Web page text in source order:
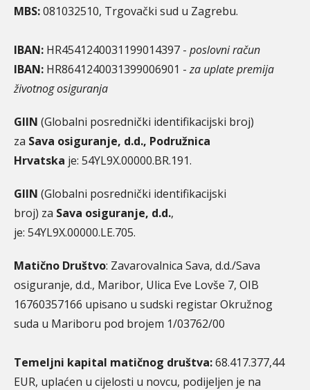
MBS:081032510, Trgovački sud u Zagrebu.
IBAN: HR4541240031199014397 - poslovni račun
IBAN: HR8641240031399006901 -za uplate premija
životnog osiguranja
GIIN (Globalni posrednički identifikacijski broj)
za Sava osiguranje, d.d., Podružnica
Hrvatska je: 54YL9X.00000.BR.191.
GIIN (Globalni posrednički identifikacijski
broj) za Sava osiguranje, d.d.,
je: 54YL9X.00000.LE.705.
Matično Društvo: Zavarovalnica Sava, d.d./Sava
osiguranje, d.d., Maribor, Ulica Eve Lovše 7, OIB
16760357166 upisano u sudski registar Okružnog
suda u Mariboru pod brojem 1/03762/00
Temeljni kapital matičnog društva:68.417.377,44
EUR, uplaćen u cijelosti u novcu, podijeljen je na